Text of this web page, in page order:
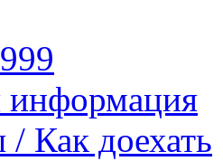
информация
/ Как доехать